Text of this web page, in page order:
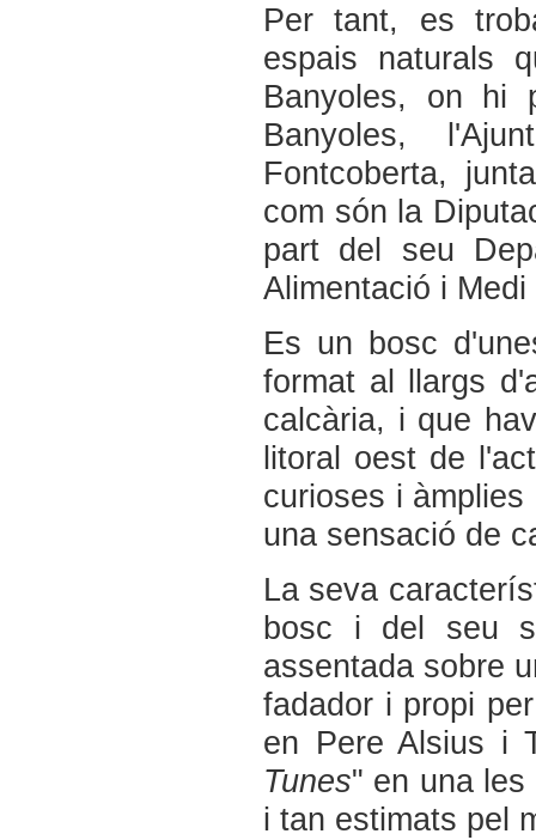
Per tant, es
espais naturals
Banyoles, on hi
Banyoles,
Fontcoberta,
com són la
part del seu
Alimentació i
Es un bosc
format al llargs
calcària, i que
litoral oest de
curioses i
una sensació de
La seva
bosc i del seu
assentada sobre
fadador i propi
en Pere Alsius i
Tunes" en una les
i tan estimats pel